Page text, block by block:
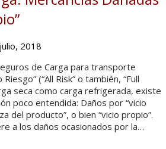
2018
de Carga para transporte
(“All Risk” o también, “Full
seca como carga refrigerada, existe
poco entendida: Daños por “vicio
del producto”, o bien “vicio propio”.
a los daños ocasionados por la…